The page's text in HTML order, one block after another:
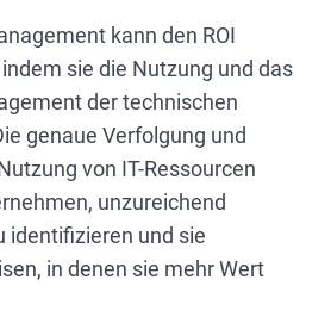
kann den ROI
sie die Nutzung und das
der technischen
genaue Verfolgung und
von IT-Ressourcen
unzureichend
identifizieren und sie
in denen sie mehr Wert